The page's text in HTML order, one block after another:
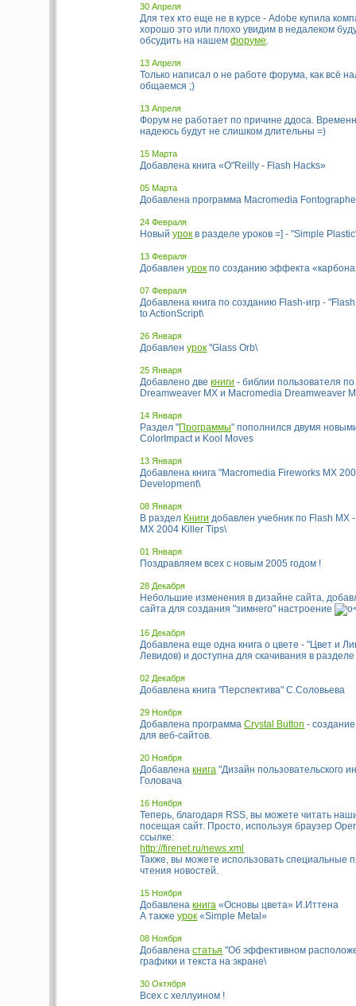
30 Апреля
Для тех кто еще не в курсе - Adobe купила
хорошо это или плохо увидим в недалеком
обсудить на нашемфоруме
13 Апреля
Только написал о не работе форума, как всё
общаемся ;)
13 Апреля
Форум не работает по причине ддоса.
надеюсь будут не слишком длительны =)
15 Марта
Добавлена книга «O"Reilly - Flash Hacks»
05 Марта
Добавлена программа Macromedia
24 Февраля
Новыйурок в разделе уроков =] - "Simple
13 Февраля
Добавленурок по созданию эффекта
07 Февраля
Добавлена книга по созданию Flash-игр -
to ActionScript\
26 Января
Добавленурок "Glass Orb\
25 Января
Добавлено двекниги - библии пользователя
Dreamweaver MX и Macromedia Dreamweaver
14 Января
Раздел "Программы" пополнился двумя
ColorImpact и Kool Moves
13 Января
Добавлена книга "Macromedia Fireworks MX
Development\
08 Января
В раздел Книги добавлен учебник по Flash MX
MX 2004 Killer Tips\
01 Января
Поздравляем всех с новым 2005 годом !
28 Декабря
Небольшие изменения в дизайне сайта,
сайта для создания "зимнего" настроение
16 Декабря
Добавлена еще одна книга о цвете - "Цвет и
Левидов) и доступна для скачивания в разделе
02 Декабря
Добавлена книга "Перспектива" С.Соловьева
29 Ноября
Добавлена программаCrystal Button -
для веб-сайтов.
20 Ноября
Добавленакнига "Дизайн пользовательского
Головача
16 Ноября
Теперь, благодаря RSS, вы можете читать
посещая сайт. Просто, используя браузер
ссылке:
http://firenet.ru/news.xml
Также, вы можете использовать специальные
чтения новостей.
15 Ноября
Добавленакнига «Основы цвета» И.Иттена
А такжеурок «Simple Metal»
08 Ноября
Добавленастатья "Об эффективном
графики и текста на экране\
30 Октября
Всех с хеллуином !